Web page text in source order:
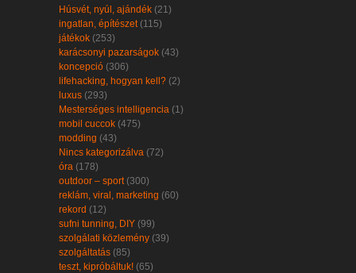
Húsvét, nyúl, ajándék (21)
ingatlan, építészet (115)
játékok (253)
karácsonyi pazarságok (43)
koncepció (306)
lifehacking, hogyan kell? (2)
luxus (293)
Mesterséges intelligencia (1)
mobil cuccok (475)
modding (43)
Nincs kategorizálva (72)
óra (178)
outdoor – sport (300)
reklám, viral, marketing (60)
rekord (12)
sufni tunning, DIY (99)
szolgálati közlemény (39)
szolgáltatás (85)
teszt, kipróbáltuk! (65)